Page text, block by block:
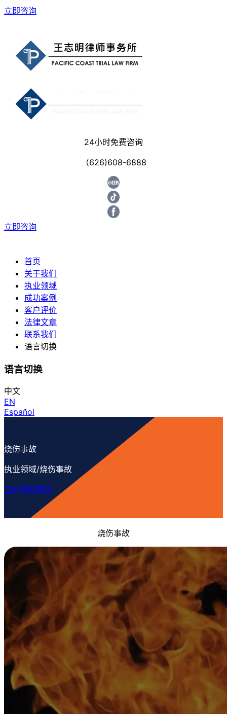
立即咨询
24小时免费咨询
（626)608-6888
立即咨询
首页
关于我们
执业领域
成功案例
客户评价
法律文章
联系我们
语言切换
语言切换
中文
EN
Español
烧伤事故
执业领域/烧伤事故
立即获取帮助
烧伤事故